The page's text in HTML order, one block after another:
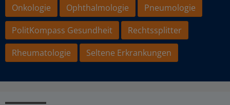
Onkologie
Ophthalmologie
Pneumologie
PolitKompass Gesundheit
Rechtssplitter
Rheumatologie
Seltene Erkrankungen